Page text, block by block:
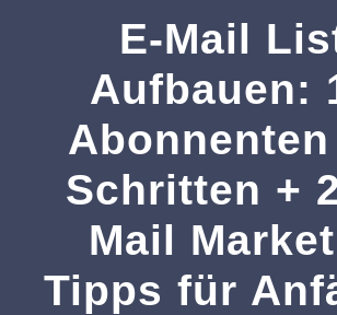
E-Mail
Aufbauen:
Schritten +
Mail
Tipps für